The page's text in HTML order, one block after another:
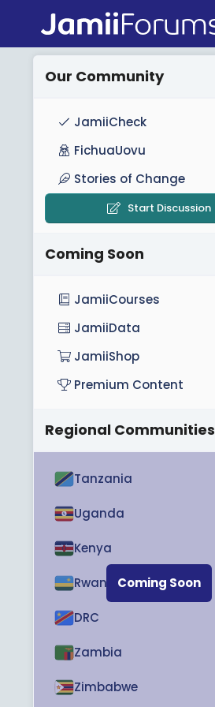
Our Community
JamiiCheck
FichuaUovu
Stories of Change
Start Discussion
Coming Soon
JamiiCourses
JamiiData
JamiiShop
Premium Content
Regional Communities
Coming Soon
Tanzania
Uganda
Kenya
Rwanda
DRC
Zambia
Zimbabwe